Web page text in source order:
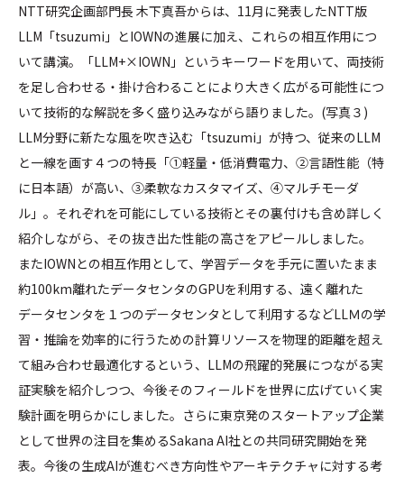
NTT研究企画部門長 木下真吾からは、11月に発表したNTT版
LLM「tsuzumi」とIOWNの進展に加え、これらの相互作用につ
いて講演。「LLM+×IOWN」というキーワードを用いて、両技術
を足し合わせる・掛け合わることにより大きく広がる可能性につ
いて技術的な解説を多く盛り込みながら語りました。(写真３)
LLM分野に新たな風を吹き込む「tsuzumi」が持つ、従来のLLM
と一線を画す４つの特長「①軽量・低消費電力、②言語性能（特
に日本語）が高い、③柔軟なカスタマイズ、④マルチモーダ
ル」。それぞれを可能にしている技術とその裏付けも含め詳しく
紹介しながら、その抜き出た性能の高さをアピールしました。
またIOWNとの相互作用として、学習データを手元に置いたまま
約100km離れたデータセンタのGPUを利用する、遠く離れた
データセンタを１つのデータセンタとして利用するなどLLＭの学
習・推論を効率的に行うための計算リソースを物理的距離を超え
て組み合わせ最適化するという、LLMの飛躍的発展につながる実
証実験を紹介しつつ、今後そのフィールドを世界に広げていく実
験計画を明らかにしました。さらに東京発のスタートアップ企業
として世界の注目を集めるSakana AI社との共同研究開始を発
表。今後の生成AIが進むべき方向性やアーキテクチャに対する考